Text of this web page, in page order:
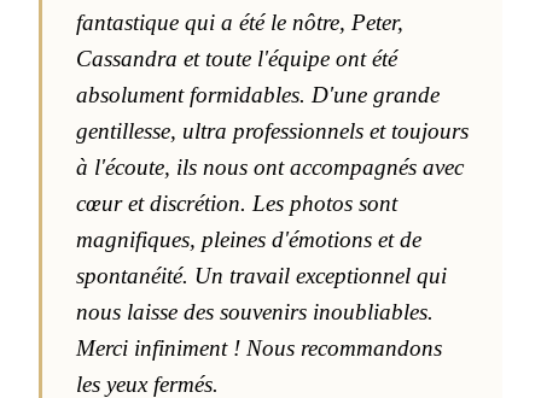
fantastique qui a été le nôtre, Peter,
Cassandra et toute l'équipe ont été
absolument formidables. D'une grande
gentillesse, ultra professionnels et toujours
à l'écoute, ils nous ont accompagnés avec
cœur et discrétion. Les photos sont
magnifiques, pleines d'émotions et de
spontanéité. Un travail exceptionnel qui
nous laisse des souvenirs inoubliables.
Merci infiniment ! Nous recommandons
les yeux fermés.